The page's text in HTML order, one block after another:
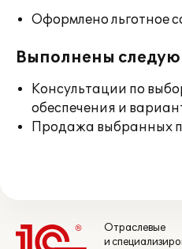
Оформлено льготное
Выполнены
Консультации по
обеспечения и
Продажа выбранных
Отраслевые
и